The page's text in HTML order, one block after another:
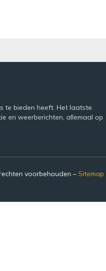
te bieden heeft. Het laatste
en weerberichten, allemaal op
voorbehouden – Sitemap